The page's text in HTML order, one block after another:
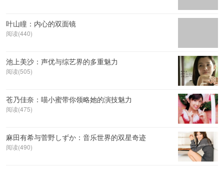
叶山瞳：内心的双面镜
阅读(440)
池上美沙：声优与综艺界的多重魅力
阅读(505)
苍乃佳奈：喵小蜜带你领略她的演技魅力
阅读(475)
麻田有希与菅野しずか：音乐世界的双星奇迹
阅读(490)